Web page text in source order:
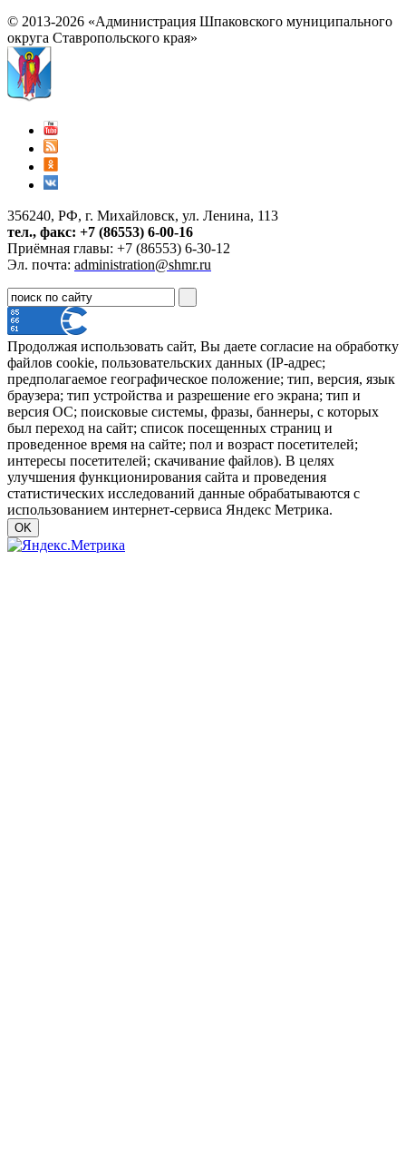
© 2013-2026 «Администрация Шпаковского муниципального
округа Ставропольского края»
356240, РФ, г. Михайловск, ул. Ленина, 113
тел., факс: +7 (86553) 6-00-16
Приёмная главы: +7 (86553) 6-30-12
Эл. почта: administration@shmr.ru
Продолжая использовать сайт, Вы даете согласие на обработку
файлов cookie, пользовательских данных (IP-адрес;
предполагаемое географическое положение; тип, версия, язык
браузера; тип устройства и разрешение его экрана; тип и
версия ОС; поисковые системы, фразы, баннеры, с которых
был переход на сайт; список посещенных страниц и
проведенное время на сайте; пол и возраст посетителей;
интересы посетителей; скачивание файлов). В целях
улучшения функционирования сайта и проведения
статистических исследований данные обрабатываются с
использованием интернет-сервиса Яндекс Метрика.
OK